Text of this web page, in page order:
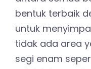
bentuk terbaik
untuk
tidak ada area
segi enam